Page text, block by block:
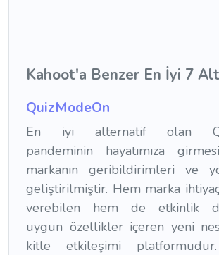
Kahoot'a Benzer En İyi 7
QuizModeOn
En iyi alternatif olan
pandeminin hayatımıza
markanın geribildirimleri ve
geliştirilmiştir. Hem marka
verebilen hem de etkinlik
uygun özellikler içeren yeni
kitle etkileşimi